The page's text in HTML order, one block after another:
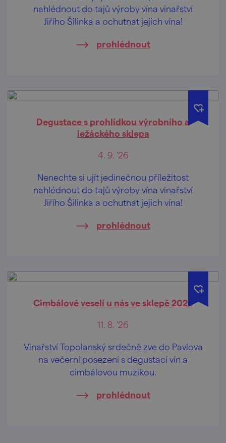
nahlédnout do tajů výroby vína vinařství
Jiřího Šilinka a ochutnat jejich vína!
prohlédnout
Degustace s prohlídkou výrobního a
ležáckého sklepa
4. 9. '26
Nenechte si ujít jedinečnou příležitost
nahlédnout do tajů výroby vína vinařství
Jiřího Šilinka a ochutnat jejich vína!
prohlédnout
Cimbálové veselí u nás ve sklepě 2026
11. 8. '26
Vinařství Topolanský srdečně zve do Pavlova
na večerní posezení s degustací vín a
cimbálovou muzikou.
prohlédnout